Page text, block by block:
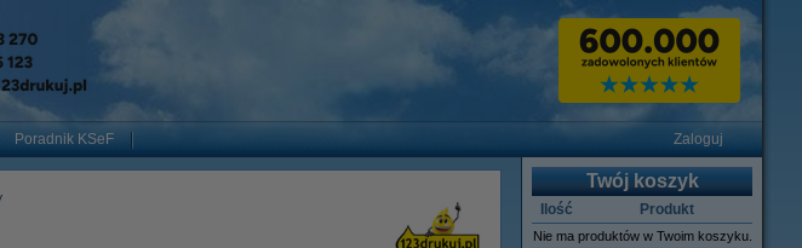
Poradnik KSeF Zaloguj
Twój koszyk
Ilość Produkt
Nie ma produktów w Twoim koszyku.